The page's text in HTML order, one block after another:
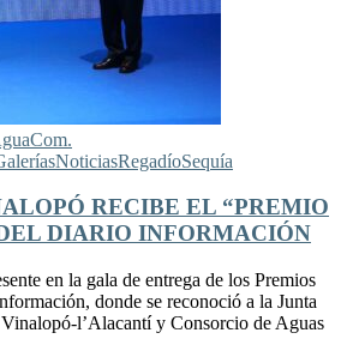
Com.
NoticiasRegadíoSequía
RECIBE EL “PREMIO
DIARIO INFORMACIÓN
en la gala de entrega de los Premios
donde se reconoció a la Junta
l’Alacantí y Consorcio de Aguas